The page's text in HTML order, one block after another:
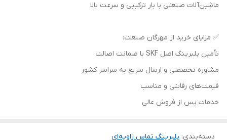
ماشین‌آلات صنعتی با بار ترکیبی و سرعت بالا
✅ مزایای خرید از مهرگان صنعت:
تأمین بلبرینگ اصل SKF با ضمانت اصالت
مشاوره تخصصی و ارسال سریع به سراسر کشور
قیمت‌های رقابتی و مناسب
خدمات پس از فروش عالی
دسته‌بندی: بلبرینگ تماس زاویه‌ای